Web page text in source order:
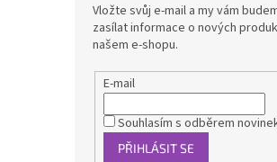
Vložte svůj e-mail a my vám
zasílat informace o nových
našem e-shopu.
E-mail
Souhlasím s odběrem
PŘIHLÁSIT SE